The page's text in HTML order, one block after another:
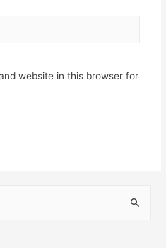
website in this browser for